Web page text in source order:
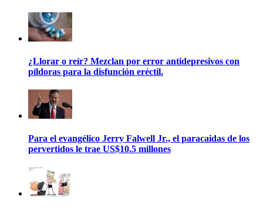
¿Llorar o reír? Mezclan por error antidepresivos con
píldoras para la disfunción eréctil.
Para el evangélico Jerry Falwell Jr., el paracaidas de los
pervertidos le trae US$10.5 millones